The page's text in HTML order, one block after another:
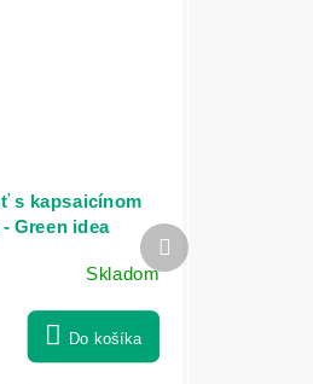
s kapsaicínom
Green idea
Skladom
Do košíka
Ďalší
produkt